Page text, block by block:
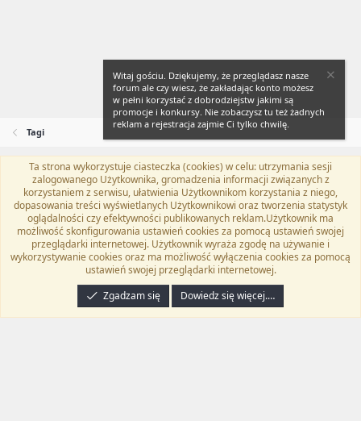
Tagi
Flat Awesome + (Parent DO NOT EDIT)
Polski (PL)
Kontakt
Regulamin Polityka prywatności Pomoc
TwitterKontakt
RSS
Community platform by XenForo® © 2010-2024 XenForo Ltd.
programyzadarmo.net.pl . | Xenforo Add-ons
Email Check by MPM.PM
Witaj gościu. Dziękujemy, że przeglądasz nasze
forum ale czy wiesz, że zakładając konto możesz
w pełni korzystać z dobrodziejstw jakimi są
promocje i konkursy. Nie zobaczysz tu też żadnych
reklam a rejestracja zajmie Ci tylko chwilę.
Ta strona wykorzystuje ciasteczka (cookies) w celu: utrzymania sesji
zalogowanego Użytkownika, gromadzenia informacji związanych z
korzystaniem z serwisu, ułatwienia Użytkownikom korzystania z niego,
dopasowania treści wyświetlanych Użytkownikowi oraz tworzenia statystyk
oglądalności czy efektywności publikowanych reklam.Użytkownik ma
możliwość skonfigurowania ustawień cookies za pomocą ustawień swojej
przeglądarki internetowej. Użytkownik wyraża zgodę na używanie i
wykorzystywanie cookies oraz ma możliwość wyłączenia cookies za pomocą
ustawień swojej przeglądarki internetowej.
Zgadzam się
Dowiedz się więcej.…